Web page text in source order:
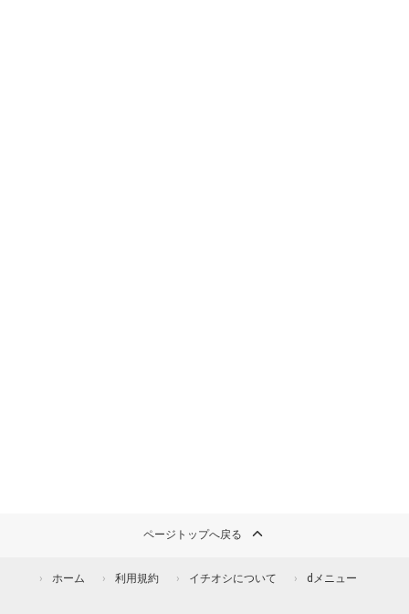
ページトップへ戻る
ホーム 利用規約 イチオシについて dメニュー